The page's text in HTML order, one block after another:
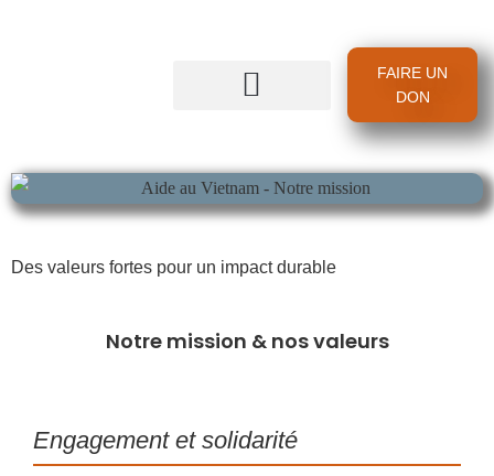
FAIRE UN
DON
Des valeurs fortes pour un impact durable
Notre mission & nos valeurs
Engagement et solidarité